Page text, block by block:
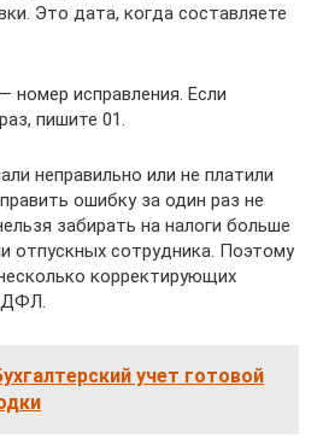
Это дата, когда составляете
номер исправления. Если
пишите 01.
неправильно или не платили
ошибку за один раз не
забирать на налоги больше
отпускных сотрудника. Поэтому
корректирующих
учет готовой